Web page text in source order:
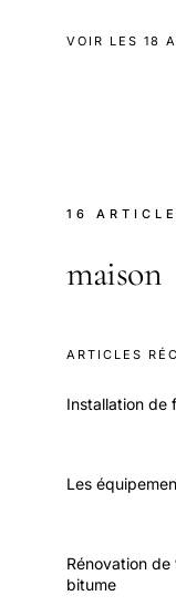
VOIR LES 18
16
maison
ARTICLES
Installation de
Les
Rénovation
bitume